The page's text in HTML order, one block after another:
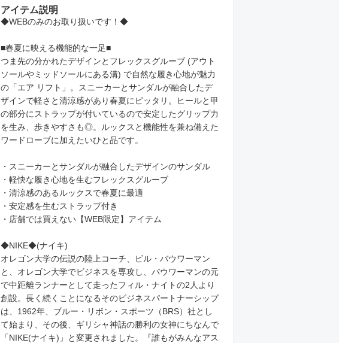
アイテム説明
◆WEBのみのお取り扱いです！◆
■春夏に映える機能的な一足■
つま先の分かれたデザインとフレックスグルーブ (アウト
ソールやミッドソールにある溝) で自然な履き心地が魅力
の「エア リフト」。スニーカーとサンダルが融合したデ
ザインで軽さと清涼感があり春夏にピッタリ。ヒールと甲
の部分にストラップが付いているので安定したグリップ力
を生み、歩きやすさも◎。ルックスと機能性を兼ね備えた
ワードローブに加えたいひと品です。
・スニーカーとサンダルが融合したデザインのサンダル
・軽快な履き心地を生むフレックスグルーブ
・清涼感のあるルックスで春夏に最適
・安定感を生むストラップ付き
・店舗では買えない【WEB限定】アイテム
◆NIKE◆(ナイキ)
オレゴン大学の伝説の陸上コーチ、ビル・バウワーマン
と、オレゴン大学でビジネスを専攻し、バウワーマンの元
で中距離ランナーとして走ったフィル・ナイトの2人より
創設。長く続くことになるそのビジネスパートナーシップ
は、1962年、ブルー・リボン・スポーツ（BRS）社とし
て始まり、その後、ギリシャ神話の勝利の女神にちなんで
「NIKE(ナイキ)」と変更されました。『誰もがみんなアス